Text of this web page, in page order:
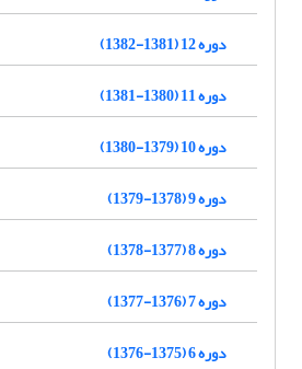
دوره 12 (1381-1382)
دوره 11 (1380-1381)
دوره 10 (1379-1380)
دوره 9 (1378-1379)
دوره 8 (1377-1378)
دوره 7 (1376-1377)
دوره 6 (1375-1376)